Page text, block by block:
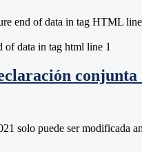
end of data in tag HTML line
data in tag html line 1
solo puede ser modificada